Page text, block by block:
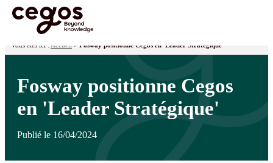
Vous êtes ici : Accueil > Fosway positionne Cegos en 'Leader Stratégique'
Fosway positionne Cegos
en 'Leader Stratégique'
Publié le 16/04/2024